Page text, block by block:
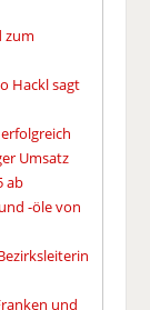
zum
Hackl sagt
Umsatz
ab
-öle von
und